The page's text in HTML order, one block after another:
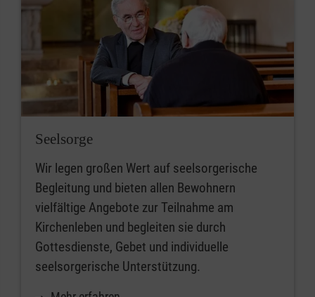
Seelsorge
Wir legen großen Wert auf seelsorgerische
Begleitung und bieten allen Bewohnern
vielfältige Angebote zur Teilnahme am
Kirchenleben und begleiten sie durch
Gottesdienste, Gebet und individuelle
seelsorgerische Unterstützung.